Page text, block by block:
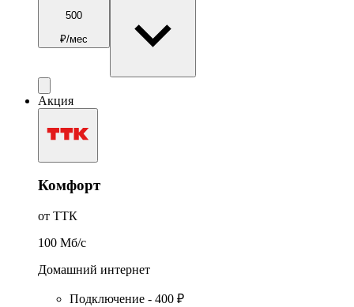
500
₽/мес
Акция
Комфорт
от ТТК
100 Мб/c
Домашний интернет
Подключение - 400 ₽